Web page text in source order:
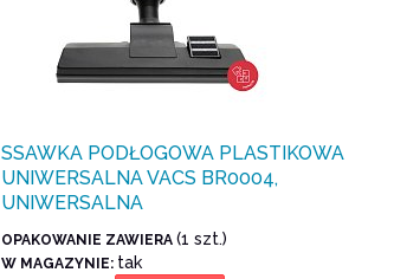
SSAWKA PODŁOGOWA PLASTIKOWA
UNIWERSALNA VACS BR0004,
UNIWERSALNA
OPAKOWANIE ZAWIERA(1 szt.)
W MAGAZYNIE: tak